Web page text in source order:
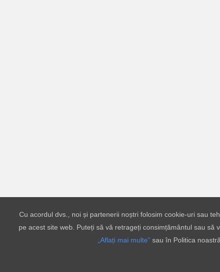
Cu acordul dvs., noi și partenerii noștri folosim cookie-uri sau
pe acest site web. Puteți să vă retrageți consimțământul sau
„Aflați mai multe” sau în Politica